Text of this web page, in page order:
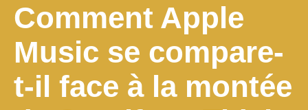
Comment Apple
Music se compare-
t-il face à la montée